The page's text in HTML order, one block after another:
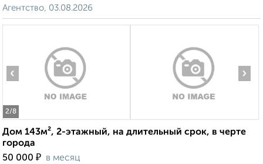
Агентство, 03.08.2026
2/8
‹ ›
Дом 143м², 2-этажный, на длительный срок, в черте
города
50 000 ₽ в месяц